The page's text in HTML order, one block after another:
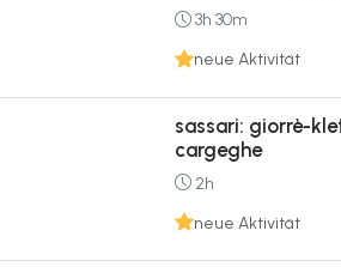
3h 30m
neue Aktivität
sassari: giorrè-
cargeghe
2h
neue Aktivität